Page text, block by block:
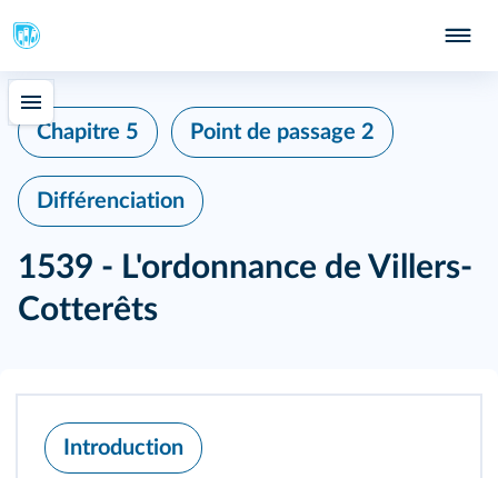
Chapitre 5 Point de passage 2
Différenciation
1539 ‑ L'ordonnance de Villers-
Cotterêts
Introduction